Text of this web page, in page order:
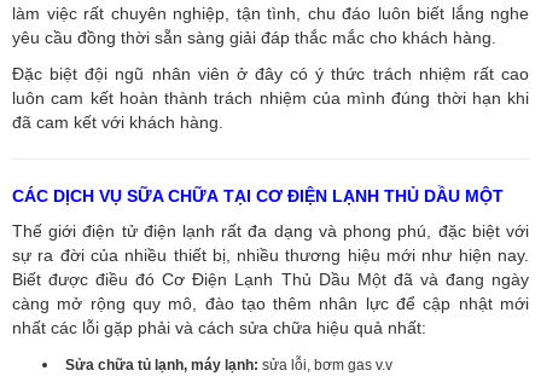
làm việc rất chuyên nghiệp, tận tình, chu đáo luôn biết lắng nghe
yêu cầu đồng thời sẵn sàng giải đáp thắc mắc cho khách hàng.
Đặc biệt đội ngũ nhân viên ở đây có ý thức trách nhiệm rất cao
luôn cam kết hoàn thành trách nhiệm của mình đúng thời hạn khi
đã cam kết với khách hàng.
CÁC DỊCH VỤ SỮA CHỮA TẠI CƠ ĐIỆN LẠNH THỦ DẦU MỘT
Thế giới điện tử điện lạnh rất đa dạng và phong phú, đặc biệt với
sự ra đời của nhiều thiết bị, nhiều thương hiệu mới như hiện nay.
Biết được điều đó Cơ Điện Lạnh Thủ Dầu Một đã và đang ngày
càng mở rộng quy mô, đào tạo thêm nhân lực để cập nhật mới
nhất các lỗi gặp phải và cách sửa chữa hiệu quả nhất:
Sửa chữa tủ lạnh, máy lạnh: sửa lỗi, bơm gas v.v